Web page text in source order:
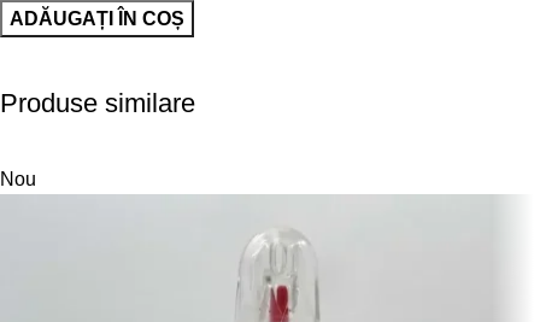
ADĂUGAȚI ÎN COȘ
Produse similare
Nou